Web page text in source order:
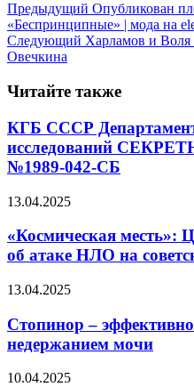
Предыдущий Опубликован
«Беспринципные» | мода на
Следующий Харламов и Воля
Овечкина
Читайте также
КГБ СССР
исследований
№1989-042-СБ
13.04.2025
«Космическая месть»:
об атаке НЛО на
13.04.2025
Стопинор –
недержанием мочи
10.04.2025